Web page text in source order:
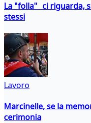
La "folla" ci riguarda,
stessi
Lavoro
Marcinelle, se la
cerimonia